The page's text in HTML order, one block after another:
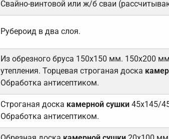
Свайно-винтовой или ж/б сваи
Рубероид в два слоя.
Из обрезного бруса 150х150 мм. 150х200
утепления. Торцевая строганая доска
Обработка антисептиком.
Строганая доска камерной сушки 45х145/
Обработка антисептиком.